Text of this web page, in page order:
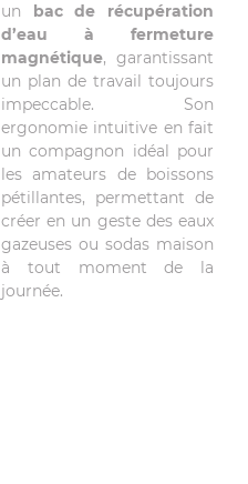
un bac de récupération
d’eau à fermeture
magnétique, garantissant
un plan de travail toujours
impeccable. Son
ergonomie intuitive en fait
un compagnon idéal pour
les amateurs de boissons
pétillantes, permettant de
créer en un geste des eaux
gazeuses ou sodas maison
à tout moment de la
journée.